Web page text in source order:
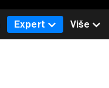
Expert Više